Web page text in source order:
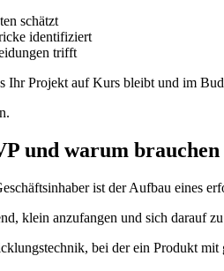
schätzt
identifiziert
trifft
Ihr Projekt auf Kurs bleibt und im
und warum brauchen
ist der Aufbau eines
klein anzufangen und sich
bei der ein Produkt